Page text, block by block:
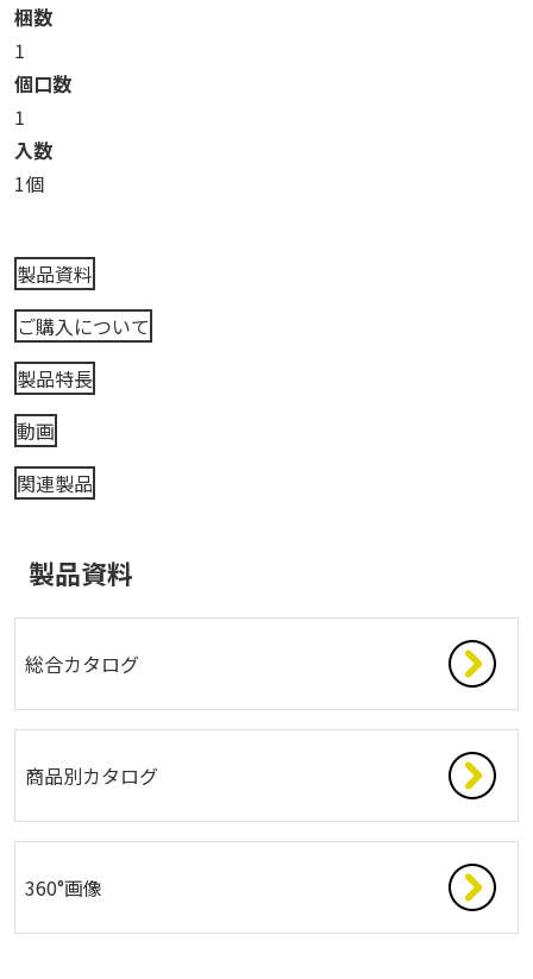
梱数
1
個口数
1
入数
1個
製品資料
ご購入について
製品特長
動画
関連製品
製品資料
総合カタログ
商品別カタログ
360°画像